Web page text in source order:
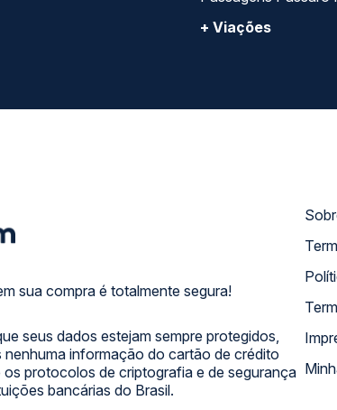
+ Viações
sua compra é totalmente segura!
seus dados estejam sempre protegidos,
nenhuma informação do cartão de crédito
os protocolos de criptografia e de segurança
bancárias do Brasil.